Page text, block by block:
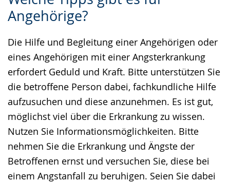
Angehörige?
Die Hilfe und Begleitung einer Angehörigen oder
eines Angehörigen mit einer Angsterkrankung
erfordert Geduld und Kraft. Bitte unterstützen Sie
die betroffene Person dabei, fachkundliche Hilfe
aufzusuchen und diese anzunehmen. Es ist gut,
möglichst viel über die Erkrankung zu wissen.
Nutzen Sie Informationsmöglichkeiten. Bitte
nehmen Sie die Erkrankung und Ängste der
Betroffenen ernst und versuchen Sie, diese bei
einem Angstanfall zu beruhigen. Seien Sie dabei
Sprache
Unterstützung.
in
Gebärdensprache
wird
angezeigt.